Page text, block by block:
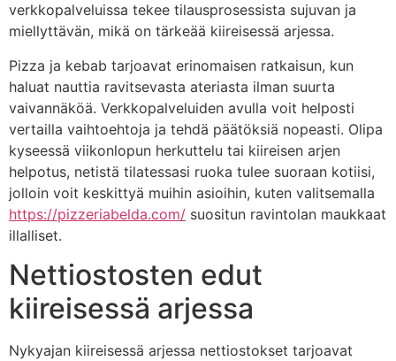
verkkopalveluissa tekee tilausprosessista sujuvan ja
miellyttävän, mikä on tärkeää kiireisessä arjessa.
Pizza ja kebab tarjoavat erinomaisen ratkaisun, kun
haluat nauttia ravitsevasta ateriasta ilman suurta
vaivannäköä. Verkkopalveluiden avulla voit helposti
vertailla vaihtoehtoja ja tehdä päätöksiä nopeasti. Olipa
kyseessä viikonlopun herkuttelu tai kiireisen arjen
helpotus, netistä tilatessasi ruoka tulee suoraan kotiisi,
jolloin voit keskittyä muihin asioihin, kuten valitsemalla
https://pizzeriabelda.com/ suositun ravintolan maukkaat
illalliset.
Nettiostosten edut
kiireisessä arjessa
Nykyajan kiireisessä arjessa nettiostokset tarjoavat